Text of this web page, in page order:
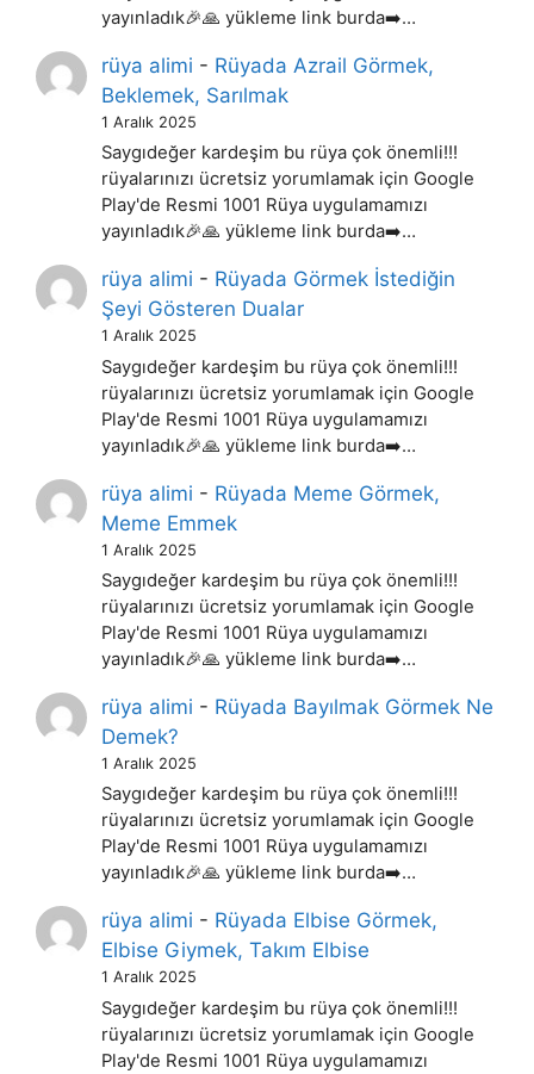
yayınladık🎉🙏 yükleme link burda➡️…
rüya alimi - Rüyada Azrail Görmek,
Beklemek, Sarılmak
1 Aralık 2025
Saygıdeğer kardeşim bu rüya çok önemli!!!
rüyalarınızı ücretsiz yorumlamak için Google
Play'de Resmi 1001 Rüya uygulamamızı
yayınladık🎉🙏 yükleme link burda➡️…
rüya alimi - Rüyada Görmek İstediğin
Şeyi Gösteren Dualar
1 Aralık 2025
Saygıdeğer kardeşim bu rüya çok önemli!!!
rüyalarınızı ücretsiz yorumlamak için Google
Play'de Resmi 1001 Rüya uygulamamızı
yayınladık🎉🙏 yükleme link burda➡️…
rüya alimi - Rüyada Meme Görmek,
Meme Emmek
1 Aralık 2025
Saygıdeğer kardeşim bu rüya çok önemli!!!
rüyalarınızı ücretsiz yorumlamak için Google
Play'de Resmi 1001 Rüya uygulamamızı
yayınladık🎉🙏 yükleme link burda➡️…
rüya alimi - Rüyada Bayılmak Görmek Ne
Demek?
1 Aralık 2025
Saygıdeğer kardeşim bu rüya çok önemli!!!
rüyalarınızı ücretsiz yorumlamak için Google
Play'de Resmi 1001 Rüya uygulamamızı
yayınladık🎉🙏 yükleme link burda➡️…
rüya alimi - Rüyada Elbise Görmek,
Elbise Giymek, Takım Elbise
1 Aralık 2025
Saygıdeğer kardeşim bu rüya çok önemli!!!
rüyalarınızı ücretsiz yorumlamak için Google
Play'de Resmi 1001 Rüya uygulamamızı